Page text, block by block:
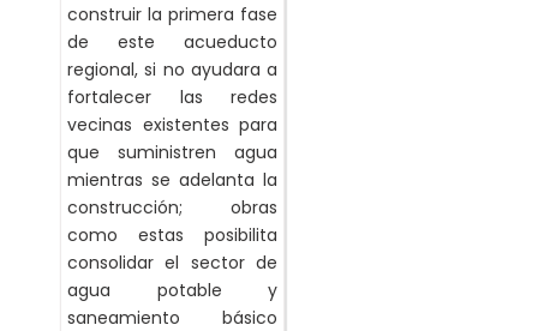
construir la primera fase
de este acueducto
regional, si no ayudara a
fortalecer las redes
vecinas existentes para
que suministren agua
mientras se adelanta la
construcción; obras
como estas posibilita
consolidar el sector de
agua potable y
saneamiento básico